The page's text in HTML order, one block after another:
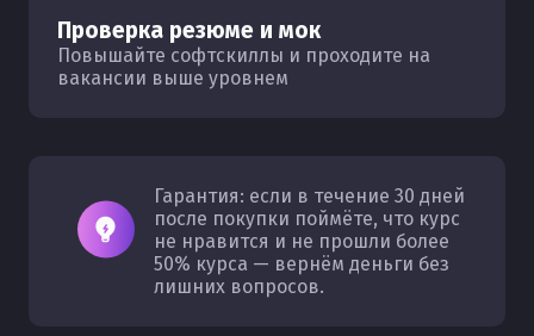
Проверка резюме и мок
Повышайте софтскиллы и проходите на
вакансии выше уровнем
Гарантия: если в течение 30 дней
после покупки поймёте, что курс
не нравится и не прошли более
50% курса — вернём деньги без
лишних вопросов.